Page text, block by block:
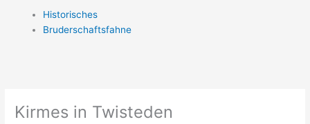
Historisches
Bruderschaftsfahne
Kirmes in Twisteden